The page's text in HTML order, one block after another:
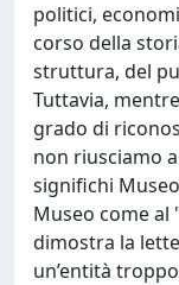
politici,
corso della
struttura, del
Tuttavia,
grado di
non riusciamo
significhi
Museo come al
dimostra la
un’entità